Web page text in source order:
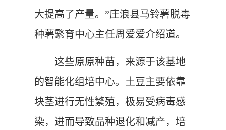
大提高了产量。”庄浪县马铃薯脱毒
种薯繁育中心主任周爱爱介绍道。
这些原原种苗，来源于该基地
的智能化组培中心。土豆主要依靠
块茎进行无性繁殖，极易受病毒感
染，进而导致品种退化和减产，培